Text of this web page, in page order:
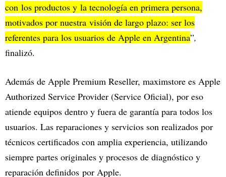
con los productos y la tecnología en primera persona,
motivados por nuestra visión de largo plazo: ser los
referentes para los usuarios de Apple en Argentina”,
finalizó.
Además de Apple Premium Reseller, maximstore es Apple
Authorized Service Provider (Service Oficial), por eso
atiende equipos dentro y fuera de garantía para todos los
usuarios. Las reparaciones y servicios son realizados por
técnicos certificados con amplia experiencia, utilizando
siempre partes originales y procesos de diagnóstico y
reparación definidos por Apple.